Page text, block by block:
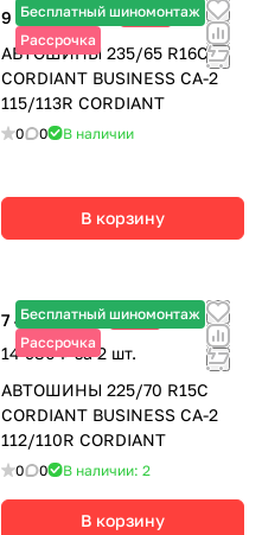
Бесплатный шиномонтаж
Рассрочка
9 540 ₽10 840 ₽ -12%
АВТОШИНЫ 235/65 R16C
CORDIANT BUSINESS CA-2
115/113R CORDIANT
0 0 В наличии
В корзину
Бесплатный шиномонтаж
Рассрочка
7 490 ₽8 810 ₽ -15%
14 980 ₽ за 2 шт.
АВТОШИНЫ 225/70 R15C
CORDIANT BUSINESS CA-2
112/110R CORDIANT
0 0 В наличии: 2
В корзину